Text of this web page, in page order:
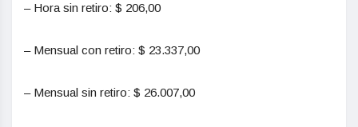
– Hora sin retiro: $ 206,00
– Mensual con retiro: $ 23.337,00
– Mensual sin retiro: $ 26.007,00